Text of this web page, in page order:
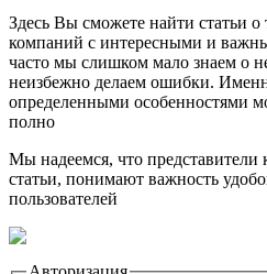
Здесь Вы сможете найти статьи
компаний с интересными и
часто мы слишком мало знаем о
неизбежно делаем ошибки.
определенными особенностями
полно
Мы надеемся, что
статьи, понимают важность
пользователей